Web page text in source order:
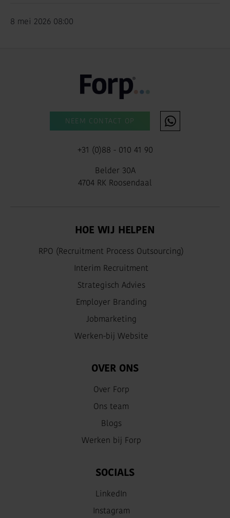
8 mei 2026 08:00
NEEM CONTACT OP
+31 (0)88 - 010 41 90
Belder 30A
4704 RK Roosendaal
HOE WIJ HELPEN
RPO (Recruitment Process Outsourcing)
Interim Recruitment
Strategisch Advies
Employer Branding
Jobmarketing
Werken-bij Website
OVER ONS
Over Forp
Ons team
Blogs
Werken bij Forp
SOCIALS
LinkedIn
Instagram